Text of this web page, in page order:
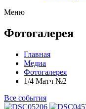
Меню
Фотогалерея
Главная
Медиа
Фотогалерея
1/4 Матч №2
Все события